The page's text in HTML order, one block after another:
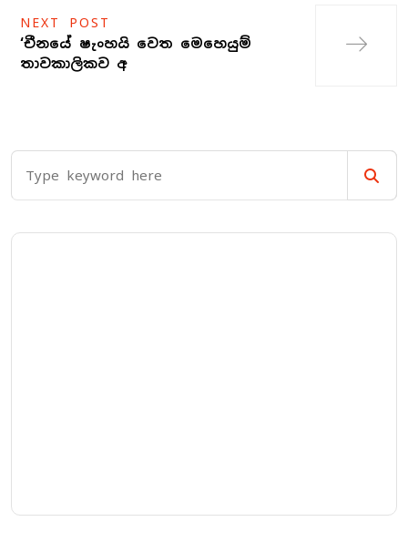
NEXT POST
‘චීනයේ ෂැංහයි වෙත මෙහෙයුම්
තාවකාලිකව අ